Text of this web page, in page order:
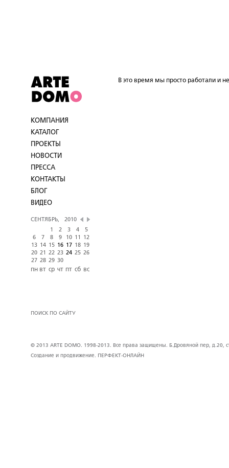
КОМПАНИЯ
КАТАЛОГ
ПРОЕКТЫ
НОВОСТИ
ПРЕССА
КОНТАКТЫ
БЛОГ
ВИДЕО
СЕНТЯБРЬ,
2010
1
2 3 4
5
6
7 8 9 10 11
12
13 14 15 16 17 18
19
20 21 22 23 24 25 26
27 28 29 30
пн вт ср чт пт сб вс
ПОИСК ПО САЙТУ
В это время мы просто работали и
© 2013 ARTE DOMO. 1998-2013. Все права защищены. Б.Дровяной пер, д.20,
Создание и продвижение.
ПЕРФЕКТ-ОНЛАЙН